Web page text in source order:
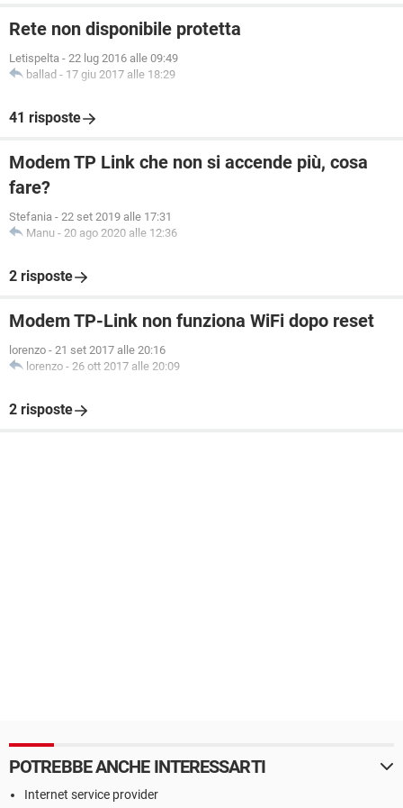
Rete non disponibile protetta
Letispelta - 22 lug 2016 alle 09:49
ballad - 17 giu 2017 alle 18:29
41 risposte
Modem TP Link che non si accende più, cosa
fare?
Stefania - 22 set 2019 alle 17:31
Manu - 20 ago 2020 alle 12:36
2 risposte
Modem TP-Link non funziona WiFi dopo reset
lorenzo - 21 set 2017 alle 20:16
lorenzo - 26 ott 2017 alle 20:09
2 risposte
POTREBBE ANCHE INTERESSARTI
Internet service provider